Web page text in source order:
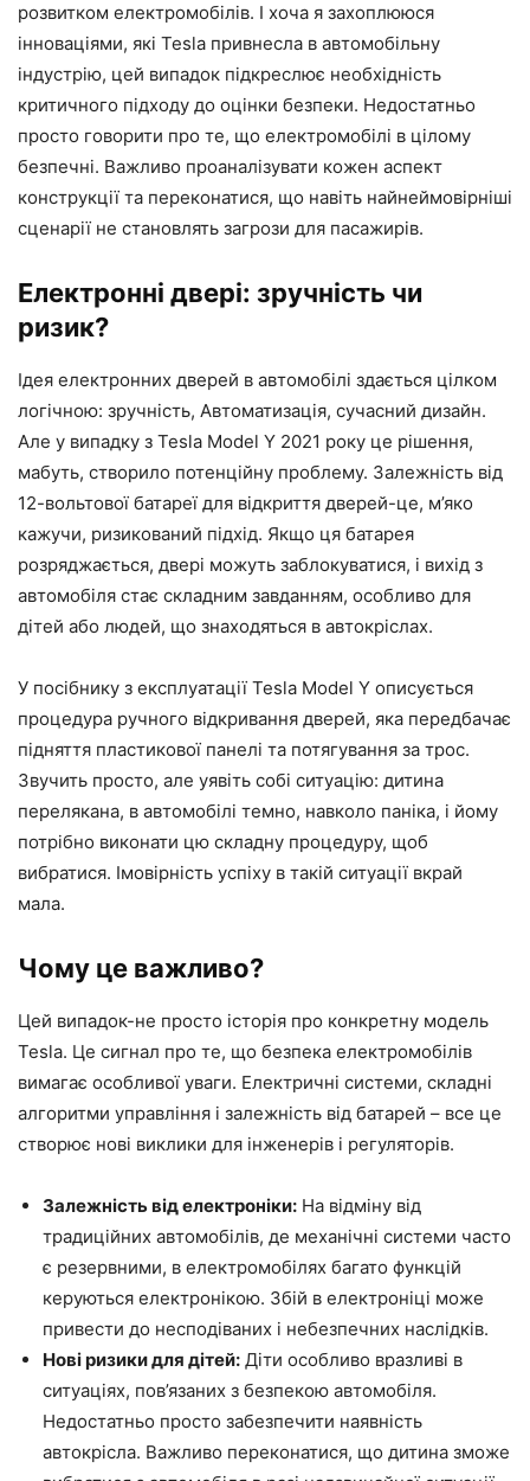
розвитком електромобілів. І хоча я захоплююся
інноваціями, які Tesla привнесла в автомобільну
індустрію, цей випадок підкреслює необхідність
критичного підходу до оцінки безпеки. Недостатньо
просто говорити про те, що електромобілі в цілому
безпечні. Важливо проаналізувати кожен аспект
конструкції та переконатися, що навіть найнеймовірніші
сценарії не становлять загрози для пасажирів.
Електронні двері: зручність чи
ризик?
Ідея електронних дверей в автомобілі здається цілком
логічною: зручність, Автоматизація, сучасний дизайн.
Але у випадку з Tesla Model Y 2021 року це рішення,
мабуть, створило потенційну проблему. Залежність від
12-вольтової батареї для відкриття дверей-це, м’яко
кажучи, ризикований підхід. Якщо ця батарея
розряджається, двері можуть заблокуватися, і вихід з
автомобіля стає складним завданням, особливо для
дітей або людей, що знаходяться в автокріслах.
У посібнику з експлуатації Tesla Model Y описується
процедура ручного відкривання дверей, яка передбачає
підняття пластикової панелі та потягування за трос.
Звучить просто, але уявіть собі ситуацію: дитина
перелякана, в автомобілі темно, навколо паніка, і йому
потрібно виконати цю складну процедуру, щоб
вибратися. Імовірність успіху в такій ситуації вкрай
мала.
Чому це важливо?
Цей випадок-не просто історія про конкретну модель
Tesla. Це сигнал про те, що безпека електромобілів
вимагає особливої уваги. Електричні системи, складні
алгоритми управління і залежність від батарей – все це
створює нові виклики для інженерів і регуляторів.
Залежність від електроніки: На відміну від
традиційних автомобілів, де механічні системи часто
є резервними, в електромобілях багато функцій
керуються електронікою. Збій в електроніці може
привести до несподіваних і небезпечних наслідків.
Нові ризики для дітей: Діти особливо вразливі в
ситуаціях, пов’язаних з безпекою автомобіля.
Недостатньо просто забезпечити наявність
автокрісла. Важливо переконатися, що дитина зможе